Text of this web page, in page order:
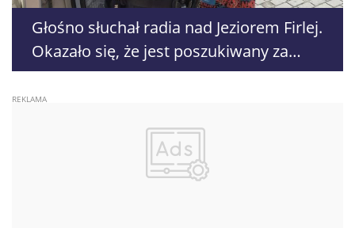
Głośno słuchał radia nad Jeziorem Firlej.
Okazało się, że jest poszukiwany za
rozbój